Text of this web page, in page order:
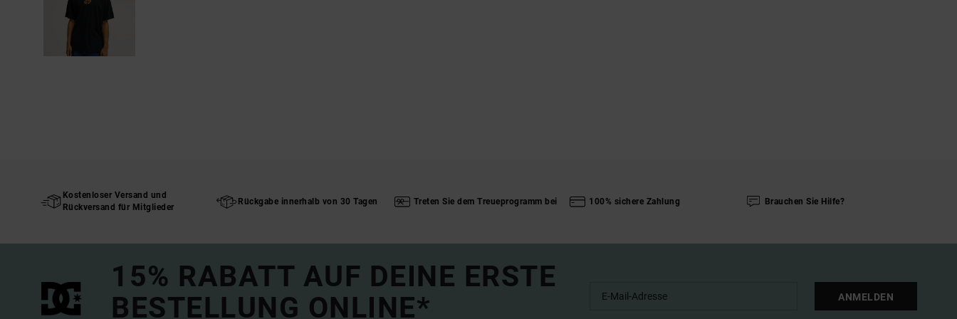
Kostenloser Versand und
Rückversand für Mitglieder
Rückgabe innerhalb von 30 Tagen Treten Sie dem Treueprogramm bei 100% sichere Zahlung Brauchen Sie Hilfe?
15% RABATT AUF DEINE ERSTE
BESTELLUNG ONLINE*
ANMELDEN